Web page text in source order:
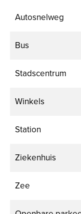
Autosnelweg
Bus
Stadscentrum
Winkels
Station
Ziekenhuis
Zee